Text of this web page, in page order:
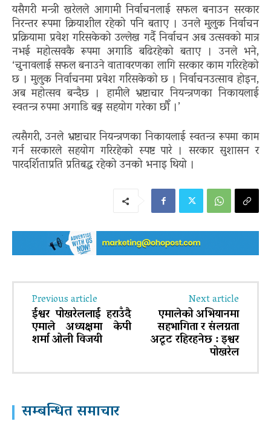
यसैगरी मन्त्री खरेलले आगामी निर्वाचनलाई सफल बनाउन सरकार
निरन्तर रूपमा क्रियाशील रहेको पनि बताए । उनले मुलुक निर्वाचन
प्रक्रियामा प्रवेश गरिसकेको उल्लेख गर्दै निर्वाचन अब उत्सवको मात्र
नभई महोत्सवकै रूपमा अगाडि बढिरहेको बताए । उनले भने,
‘चुनावलाई सफल बनाउने वातावरणका लागि सरकार काम गरिरहेको
छ । मुलुक निर्वाचनमा प्रवेश गरिसकेको छ । निर्वाचनउत्साव होइन,
अब महोत्सव बन्दैछ । हामीले भ्रष्टाचार नियन्त्रणका निकायलाई
स्वतन्त्र रुपमा अगाडि बढ्न सहयोग गरेका छौँ ।’
त्यसैगरी, उनले भ्रष्टाचार नियन्त्रणका निकायलाई स्वतन्त्र रूपमा काम
गर्न सरकारले सहयोग गरिरहेको स्पष्ट पारे । सरकार सुशासन र
पारदर्शिताप्रति प्रतिबद्ध रहेको उनको भनाइ थियो ।
Previous article
ईश्वर पोखरेललाई हराउँदै
एमाले अध्यक्षमा केपी
शर्मा ओली विजयी
Next article
एमालेको अभियानमा
सहभागिता र संलग्नता
अटूट रहिरहनेछ : इश्वर
पोखरेल
सम्बन्धित समाचार